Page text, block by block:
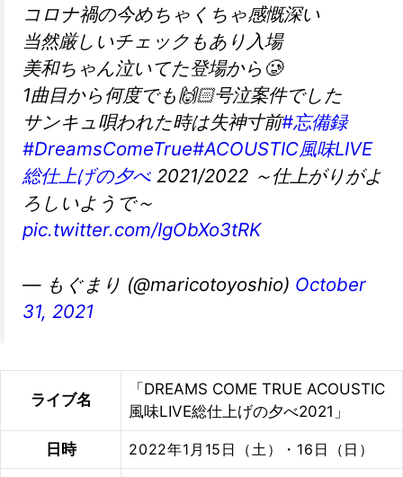
コロナ禍の今めちゃくちゃ感慨深い
当然厳しいチェックもあり入場
美和ちゃん泣いてた登場から🥲
1曲目から何度でも🙌🏻号泣案件でした
サンキュ唄われた時は失神寸前#忘備録
#DreamsComeTrue#ACOUSTIC風味LIVE
総仕上げの夕べ 2021/2022 ～仕上がりがよ
ろしいようで～
pic.twitter.com/IgObXo3tRK
— もぐまり (@maricotoyoshio) October
31, 2021
ライブ名
「DREAMS COME TRUE ACOUSTIC
風味LIVE総仕上げの夕べ2021」
日時 2022年1月15日（土）・16日（日）